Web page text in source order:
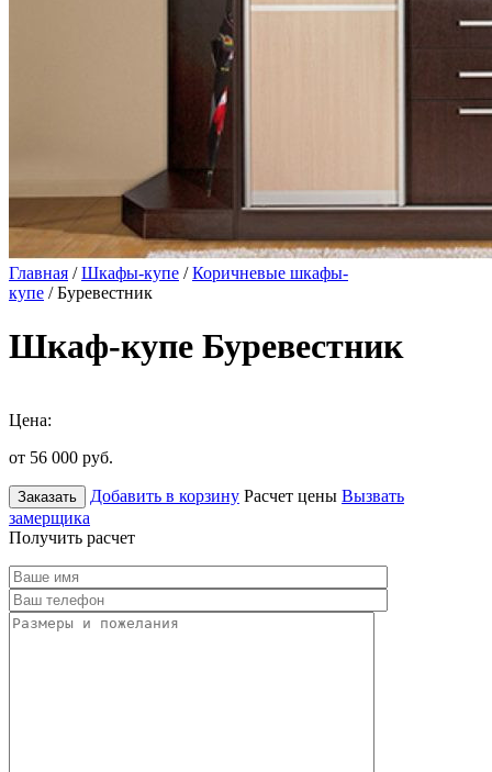
Главная /Шкафы-купе /Коричневые шкафы-
купе / Буревестник
Шкаф-купе Буревестник
Цена:
от 56 000 руб.
Заказать Добавить в корзину Расчет цены Вызвать
замерщика
Получить расчет